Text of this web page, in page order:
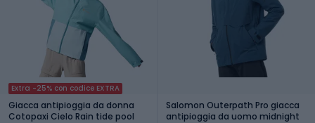
Extra -25% con codice EXTRA
Giacca antipioggia da donna
Cotopaxi Cielo Rain tide pool
Salomon Outerpath Pro giacca
antipioggia da uomo midnight